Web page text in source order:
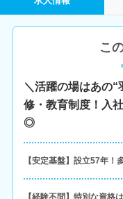
こ
＼活躍の場はあの
修・教育制度！入
◎
【安定基盤】設立57年！
【経験不問】特別な資格